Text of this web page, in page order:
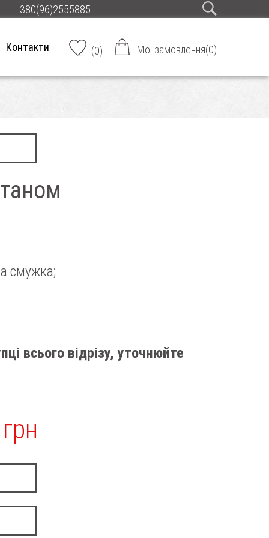
+380(96)2555885
Контакти (0) Мої замовлення(0)
смужка;
всього відрізу, уточнюйте